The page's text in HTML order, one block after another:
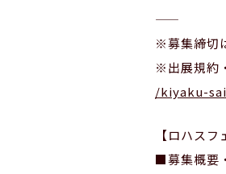
——
※募集締切
※出展規約
/kiyaku-
【ロハスフ
■募集概要